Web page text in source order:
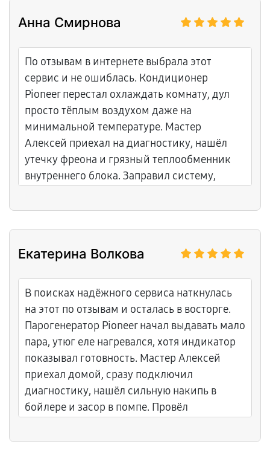
Персонал вежливый, всё объяснили.
Анна Смирнова
По отзывам в интернете выбрала этот
сервис и не ошиблась. Кондиционер
Pioneer перестал охлаждать комнату, дул
просто тёплым воздухом даже на
минимальной температуре. Мастер
Алексей приехал на диагностику, нашёл
утечку фреона и грязный теплообменник
внутреннего блока. Заправил систему,
день, дали гарантию. Большое спасибо
Екатерина Волкова
В поисках надёжного сервиса наткнулась
на этот по отзывам и осталась в восторге.
Парогенератор Pioneer начал выдавать мало
пара, утюг еле нагревался, хотя индикатор
показывал готовность. Мастер Алексей
приехал домой, сразу подключил
диагностику, нашёл сильную накипь в
бойлере и засор в помпе. Провёл
сделал за один выезд, с гарантией. Спасибо